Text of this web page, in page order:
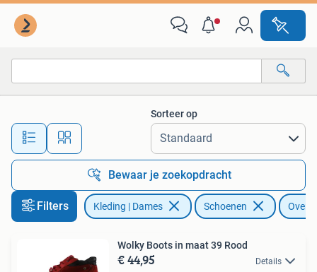
Alle afstanden…
Sorteer op
Bewaar je zoekopdracht
Filters Kleding | Dames Schoenen
Wolky Boots in maat 39 Rood
€ 44,95 Details